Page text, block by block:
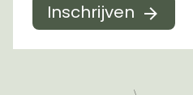
Inschrijven